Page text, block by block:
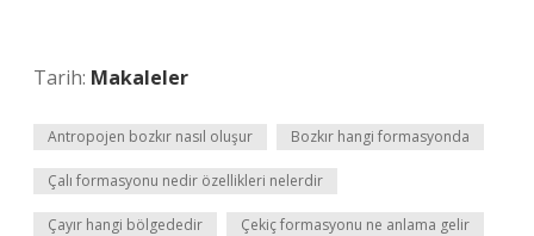
Tarih: Makaleler
Antropojen bozkır nasıl oluşur Bozkır hangi formasyonda
Çalı formasyonu nedir özellikleri nelerdir
Çayır hangi bölgededir Çekiç formasyonu ne anlama gelir